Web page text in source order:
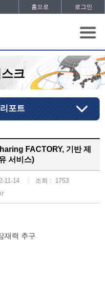
홈으로 로그인
크
포트
FACTORY, 기반 제
서비스)
11-14 조회 : 1753
재력 추구